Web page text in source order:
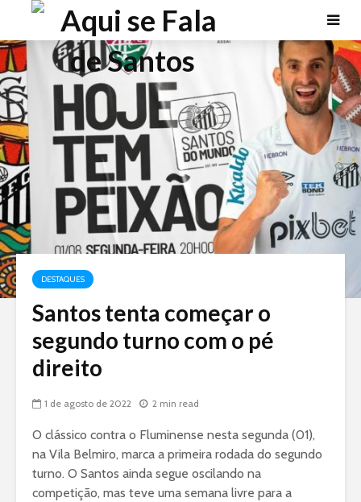
DESTAQUES
Santos tenta começar o
segundo turno com o pé
direito
1 de agosto de 2022 2 min read
O clássico contra o Fluminense nesta segunda (01),
na Vila Belmiro, marca a primeira rodada do segundo
turno. O Santos ainda segue oscilando na
competição, mas teve uma semana livre para a